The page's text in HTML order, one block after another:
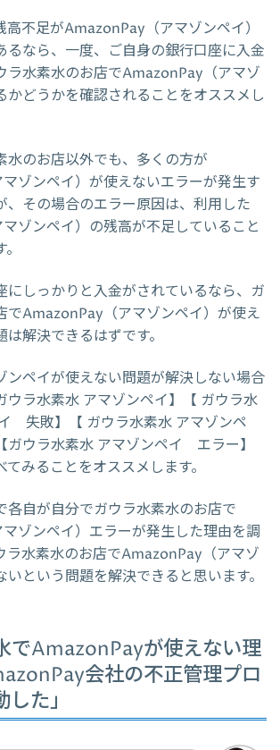
高不足がAmazonPay（アマゾンペイ）
るなら、一度、ご自身の銀行口座に入金
ラ水素水のお店でAmazonPay（アマゾ
かどうかを確認されることをオススメし
水のお店以外でも、多くの方が
ゾンペイ）が使えないエラーが発生す
、その場合のエラー原因は、利用した
ゾンペイ）の残高が不足していること
にしっかりと入金がされているなら、ガ
でAmazonPay（アマゾンペイ）が使え
解決できるはずです。
ンペイが使えない問題が解決しない場合
ウラ水素水 アマゾンペイ】【 ガウラ水
失敗】【 ガウラ水素水 アマゾンペ
ウラ水素水 アマゾンペイ エラー】
みることをオススメします。
各自が自分でガウラ水素水のお店で
ゾンペイ）エラーが発生した理由を調
ラ水素水のお店でAmazonPay（アマゾ
いという問題を解決できると思います。
でAmazonPayが使えない理
会社の不正管理プロ
た」